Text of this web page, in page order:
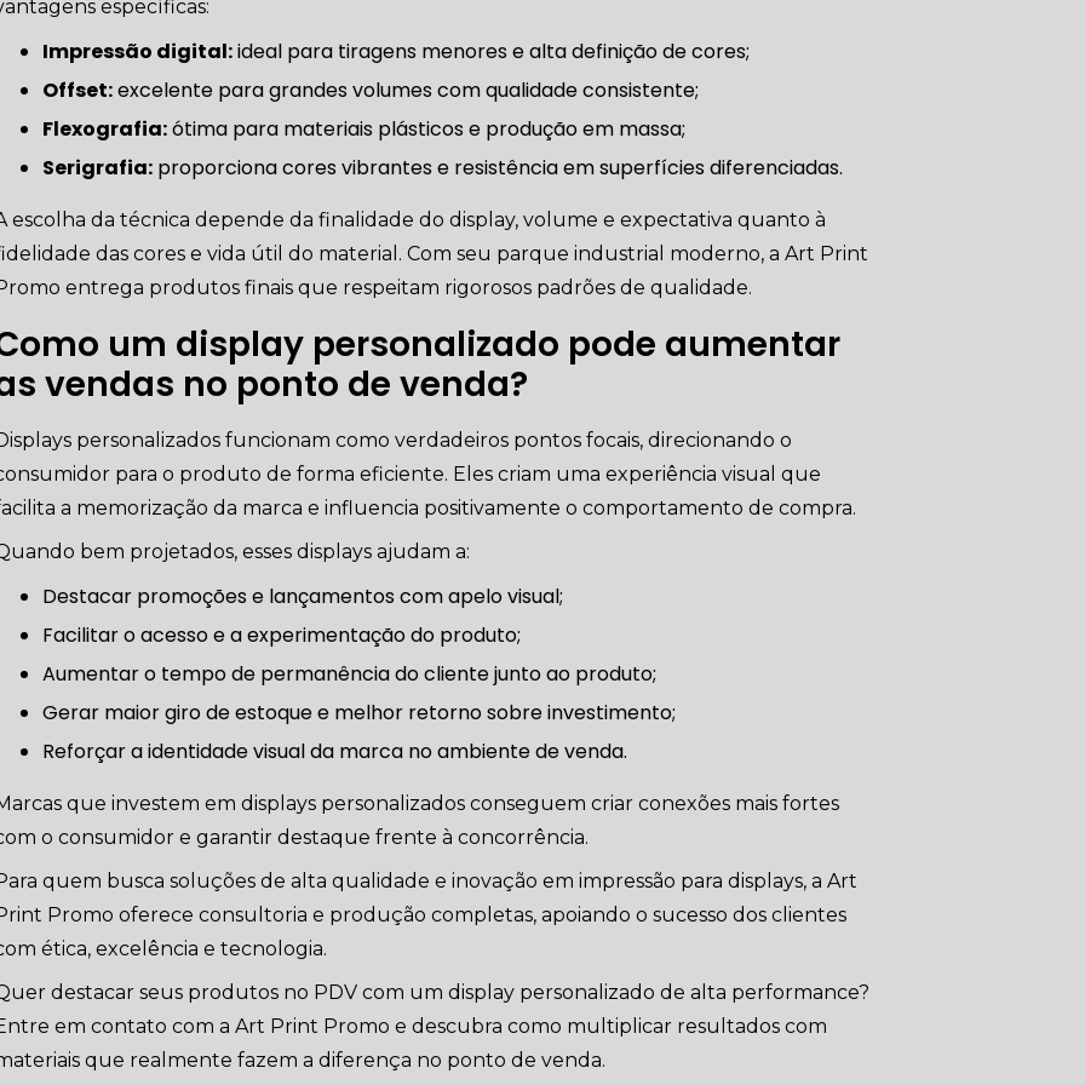
específicas:
Impressão digital:ideal para tiragens menores e alta definição de cores;
Offset:excelente para grandes volumes com qualidade consistente;
Flexografia:ótima para materiais plásticos e produção em massa;
Serigrafia: proporciona cores vibrantes e resistência em superfícies diferenciadas.
escolha da técnica depende da finalidade do display, volume e expectativa quanto à
das cores e vida útil do material. Com seu parque industrial moderno, a Art Print
entrega produtos finais que respeitam rigorosos padrões de qualidade.
um display personalizado pode aumentar
vendas no ponto de venda?
personalizados funcionam como verdadeiros pontos focais, direcionando o
para o produto de forma eficiente. Eles criam uma experiência visual que
a memorização da marca e influencia positivamente o comportamento de compra.
bem projetados, esses displays ajudam a:
Destacar promoções e lançamentos com apelo visual;
Facilitar o acesso e a experimentação do produto;
Aumentar o tempo de permanência do cliente junto ao produto;
Gerar maior giro de estoque e melhor retorno sobre investimento;
Reforçar a identidade visual da marca no ambiente de venda.
que investem em displays personalizados conseguem criar conexões mais fortes
o consumidor e garantir destaque frente à concorrência.
quem busca soluções de alta qualidade e inovação em impressão para displays, a Art
Promo oferece consultoria e produção completas, apoiando o sucesso dos clientes
ética, excelência e tecnologia.
destacar seus produtos no PDV com um display personalizado de alta performance?
em contato com a Art Print Promo e descubra como multiplicar resultados com
que realmente fazem a diferença no ponto de venda.